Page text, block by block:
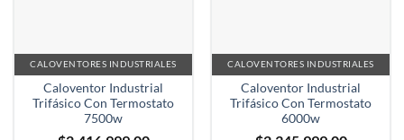
CALOVENTORES INDUSTRIALES
Caloventor Industrial
Trifásico Con Termostato
7500w
CALOVENTORES INDUSTRIALES
Caloventor Industrial
Trifásico Con Termostato
6000w